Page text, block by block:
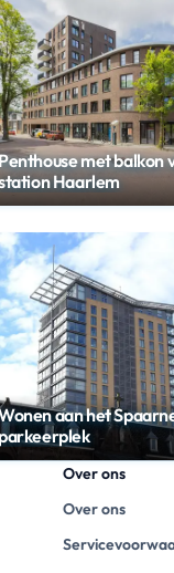
met balkon
Haarlem
aan het
Over ons
Over ons